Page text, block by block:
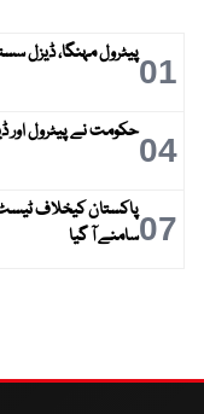
01پیٹرول مہنگا، ڈیزل
04حکومت نے پیٹرول اور
07سامنے آ گیا